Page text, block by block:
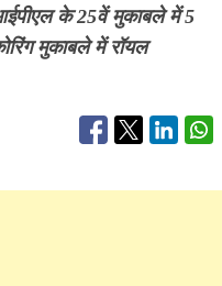
के 25वें मुकाबले में 5
मुकाबले में रॉयल